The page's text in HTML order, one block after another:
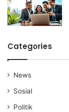
Categories
News
Sosial
Politik